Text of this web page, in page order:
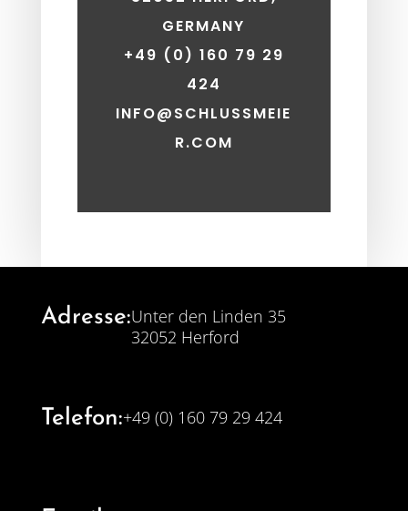
GERMANY
+49 (0) 160 79 29
424
INFO@SCHLUSSMEIE
R.COM
Adresse:Unter den Linden 35
32052 Herford
Telefon:+49 (0) 160 79 29 424